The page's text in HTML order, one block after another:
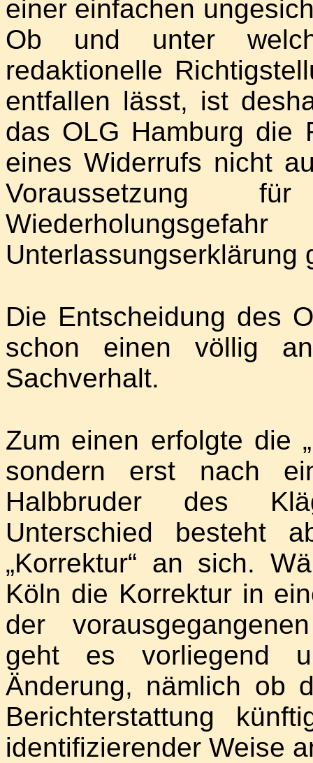
einer einfachen
Ob und unter
redaktionelle
entfallen lässt, ist
das OLG Hamburg die
eines Widerrufs nicht
Voraussetzung
Unterlassungserklärung
Die Entscheidung des
schon einen völlig
Sachverhalt.
Zum einen erfolgte die
sondern erst nach
Halbbruder des
Unterschied besteht
„Korrektur“ an sich.
Köln die Korrektur in
der
geht es vorliegend
Änderung, nämlich ob
Berichterstattung
identifizierender Weise